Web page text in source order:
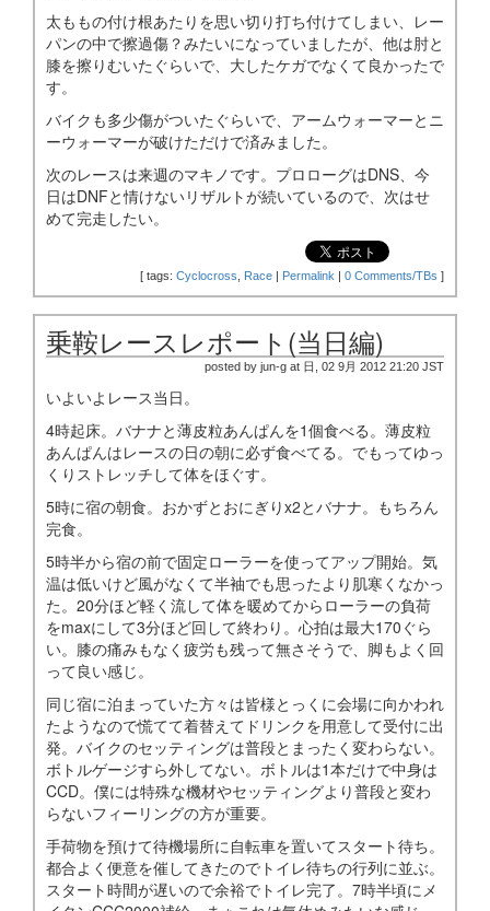
太ももの付け根あたりを思い切り打ち付けてしまい、レー
パンの中で擦過傷？みたいになっていましたが、他は肘と
膝を擦りむいたぐらいで、大したケガでなくて良かったで
す。
バイクも多少傷がついたぐらいで、アームウォーマーとニ
ーウォーマーが破けただけで済みました。
次のレースは来週のマキノです。プロローグはDNS、今
日はDNFと情けないリザルトが続いているので、次はせ
めて完走したい。
[ tags: Cyclocross Race | Permalink | 0 Comments/TBs ]
乗鞍レースレポート(当日編)
posted by jun-g at 日, 02 9月 2012 21:20 JST
いよいよレース当日。
4時起床。バナナと薄皮粒あんぱんを1個食べる。薄皮粒
あんぱんはレースの日の朝に必ず食べてる。でもってゆっ
くりストレッチして体をほぐす。
5時に宿の朝食。おかずとおにぎりx2とバナナ。もちろん
完食。
5時半から宿の前で固定ローラーを使ってアップ開始。気
温は低いけど風がなくて半袖でも思ったより肌寒くなかっ
た。20分ほど軽く流して体を暖めてからローラーの負荷
をmaxにして3分ほど回して終わり。心拍は最大170ぐら
い。膝の痛みもなく疲労も残って無さそうで、脚もよく回
って良い感じ。
同じ宿に泊まっていた方々は皆様とっくに会場に向かわれ
たようなので慌てて着替えてドリンクを用意して受付に出
発。バイクのセッティングは普段とまったく変わらない。
ボトルゲージすら外してない。ボトルは1本だけで中身は
CCD。僕には特殊な機材やセッティングより普段と変わ
らないフィーリングの方が重要。
手荷物を預けて待機場所に自転車を置いてスタート待ち。
都合よく便意を催してきたのでトイレ待ちの行列に並ぶ。
スタート時間が遅いので余裕でトイレ完了。7時半頃にメ